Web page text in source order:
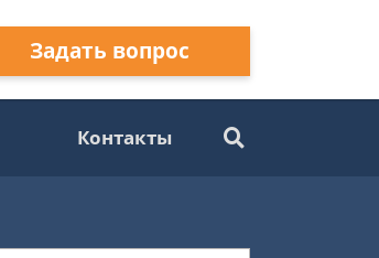
Задать вопрос
Контакты